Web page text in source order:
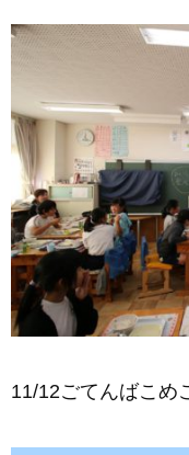
11/12ごてんばこめ